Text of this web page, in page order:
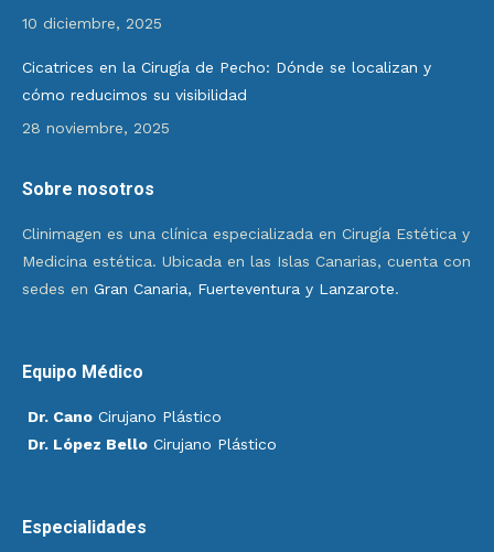
10 diciembre, 2025
Cicatrices en la Cirugía de Pecho: Dónde se localizan y
cómo reducimos su visibilidad
28 noviembre, 2025
Sobre nosotros
Clinimagen es una clínica especializada en Cirugía Estética y
Medicina estética. Ubicada en las Islas Canarias, cuenta con
sedes en Gran Canaria, Fuerteventura y Lanzarote.
Equipo Médico
Dr. Cano Cirujano Plástico
Dr. López Bello Cirujano Plástico
Especialidades